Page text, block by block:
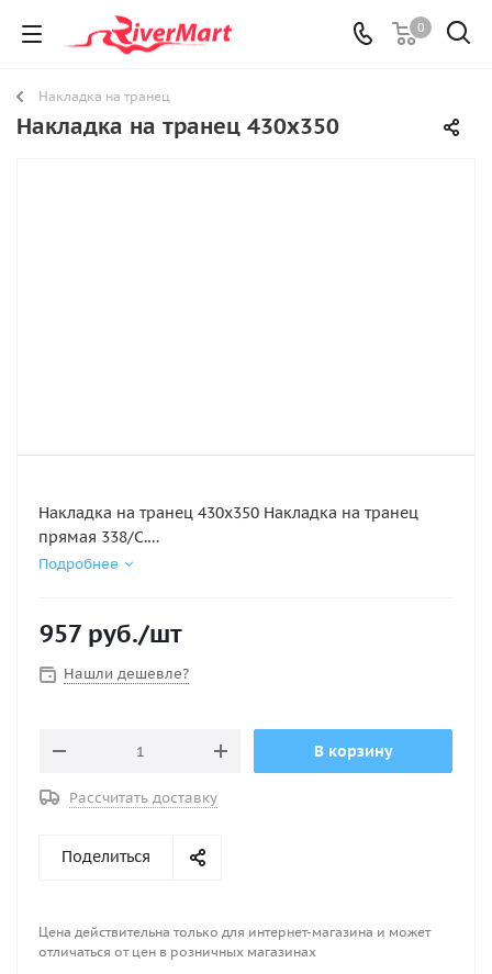
0
Накладка на транец
Накладка на транец 430х350
Накладка на транец 430х350 Накладка на транец
прямая 338/С.
Характеристики
Подробнее
957 руб./шт
Нашли дешевле?
В корзину
Рассчитать доставку
Поделиться
Цена действительна только для интернет-магазина и может
отличаться от цен в розничных магазинах